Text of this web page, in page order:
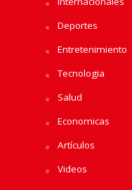
Deportes
Entretenimiento
Tecnologia
Salud
Economicas
Artículos
Videos